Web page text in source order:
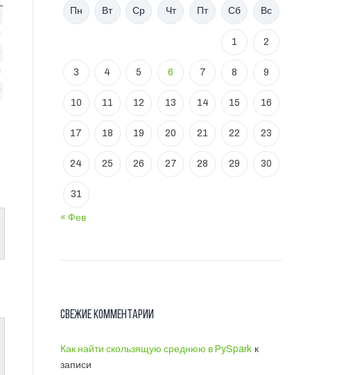
Пн Вт Ср Чт Пт Сб Вс
1 2
3 4 5 6 7 8 9
10 11 12 13 14 15 16
17 18 19 20 21 22 23
24 25 26 27 28 29 30
31
« Фев
Свежие комментарии
Как найти скользящую среднюю в PySpark к
записи